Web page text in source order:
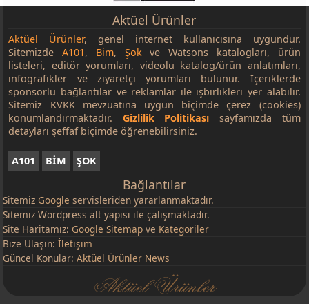
English Home Porselen Fincan Takımı 2'li
239 TL
LAV Tokyo Saklama Kabı 600 cc
LAV Tokyo Saklama Kabı 880 cc
99,50 TL
LAV Tokyo Saklama Kabı 1500 cc
129 TL
LAV Tokyo Saklama Kabı 2600 cc
189 TL
Paşabahçe Generation Kase 3000 cc
109 TL
Rakle Su Bardağı Gravürlü 2'li 320 cc
Keramika Seramik Kupa 345 ml
Porselen Çay Tabağı 6'lı
Vipahmet Ayaklı Kek Fanusu
Silikon Tepsi Tutacağı / Silikon Nihale
Silikon Servis Gereçleri
Organizer Sepet 27x18x9 cm
Vipahmet Folyo ve Streç Film Kesici
Aktüel Ürünler
Aktüel Ürünler, genel internet kullanıcısına uygundur.
SitemizdeA101, Bim, Şok ve Watsons katalogları, ürün
listeleri, editör yorumları, videolu katalog/ürün anlatımları,
infografikler ve ziyaretçi yorumları bulunur. İçeriklerde
sponsorlu bağlantılar ve reklamlar ile işbirlikleri yer alabilir.
Sitemiz KVKK mevzuatına uygun biçimde çerez (cookies)
konumlandırmaktadır. Gizlilik Politikası sayfamızda tüm
detayları şeffaf biçimde öğrenebilirsiniz.
A101 BİM ŞOK
Bağlantılar
Sitemiz Google servisleriden yararlanmaktadır.
Sitemiz Wordpress alt yapısı ile çalışmaktadır.
Site Haritamız: Google Sitemap ve Kategoriler
Bize Ulaşın:İletişim
Güncel Konular:Aktüel Ürünler News